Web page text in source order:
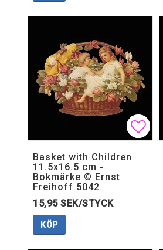
Basket with Children
11.5x16.5 cm -
Bokmärke © Ernst
Freihoff 5042
15,95 SEK/STYCK
KÖP